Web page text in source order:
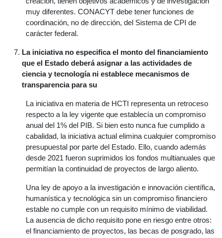
muy diferentes. CONACYT debe tener funciones de
coordinación, no de dirección, del Sistema de CPI de
carácter federal.
La iniciativa no especifica el monto del financiamiento
que el Estado deberá asignar a las actividades de
ciencia y tecnología ni establece mecanismos de
transparencia para su
La iniciativa en materia de HCTI representa un retroceso
respecto a la ley vigente que establecía un compromiso
anual del 1% del PIB. Si bien esto nunca fue cumplido a
cabalidad, la iniciativa actual elimina cualquier compromiso
presupuestal por parte del Estado. Ello, cuando además
desde 2021 fueron suprimidos los fondos multianuales que
permitían la continuidad de proyectos de largo aliento.
Una ley de apoyo a la investigación e innovación científica,
humanística y tecnológica sin un compromiso financiero
estable no cumple con un requisito mínimo de viabilidad.
La ausencia de dicho requisito pone en riesgo entre otros:
el financiamiento de proyectos, las becas de posgrado, las